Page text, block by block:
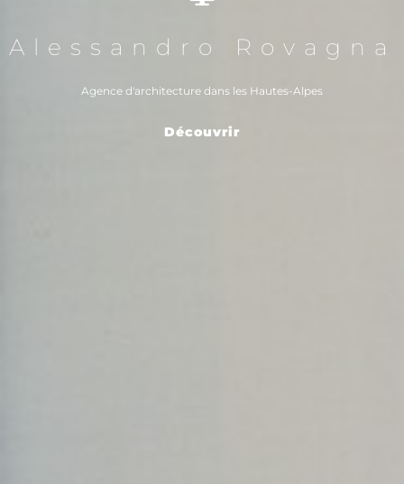
Alessandro Rovagna
Agence d'architecture dans les Hautes-Alpes
Découvrir